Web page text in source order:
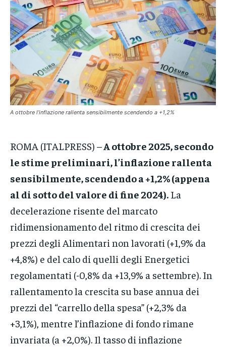
VENETO
POLITICA
ECONOMIA
SPORT
GRUPPO
VENETO
POLITICA
ECONOMIA
SPORT
GRUPPO
VENETO
POLITICA
ECONOMIA
SPORT
GRUPPO
A ottobre l’inflazione rallenta sensibilmente scendendo a +1,2%
ROMA (ITALPRESS) –A ottobre 2025, secondo
le stime preliminari, l’inflazione rallenta
sensibilmente, scendendo a +1,2% (appena
al di sotto del valore di fine 2024). La
decelerazione risente del marcato
ridimensionamento del ritmo di crescita dei
prezzi degli Alimentari non lavorati (+1,9% da
+4,8%) e del calo di quelli degli Energetici
regolamentati (-0,8% da +13,9% a settembre). In
rallentamento la crescita su base annua dei
prezzi del “carrello della spesa” (+2,3% da
+3,1%), mentre l’inflazione di fondo rimane
invariata (a +2,0%). Il tasso di inflazione